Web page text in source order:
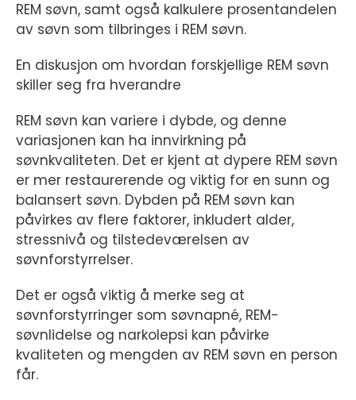
REM søvn, samt også kalkulere prosentandelen
av søvn som tilbringes i REM søvn.
En diskusjon om hvordan forskjellige REM søvn
skiller seg fra hverandre
REM søvn kan variere i dybde, og denne
variasjonen kan ha innvirkning på
søvnkvaliteten. Det er kjent at dypere REM søvn
er mer restaurerende og viktig for en sunn og
balansert søvn. Dybden på REM søvn kan
påvirkes av flere faktorer, inkludert alder,
stressnivå og tilstedeværelsen av
søvnforstyrrelser.
Det er også viktig å merke seg at
søvnforstyrringer som søvnapné, REM-
søvnlidelse og narkolepsi kan påvirke
kvaliteten og mengden av REM søvn en person
får.